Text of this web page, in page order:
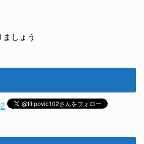
しょう